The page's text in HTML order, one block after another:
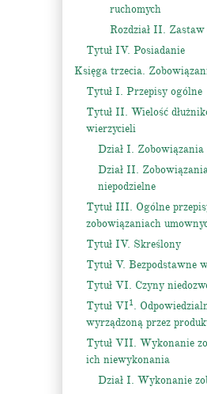
ruchomych
Rozdział II.
Tytuł IV. Posiadanie
Księga trzecia.
Tytuł I. Przepisy ogólne
Tytuł II. Wielość
wierzycieli
Dział I. Zobowiązania
Dział II.
niepodzielne
Tytuł III. Ogólne
zobowiązaniach
Tytuł IV. Skreślony
Tytuł V. Bezpodstawne
Tytuł VI. Czyny
Tytuł VI1.
wyrządzoną przez
Tytuł VII. Wykonanie
ich niewykonania
Dział I. Wykonanie